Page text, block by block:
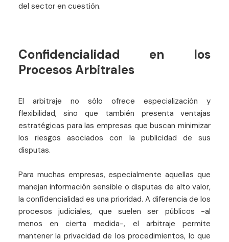
del sector en cuestión.
Confidencialidad en los
Procesos Arbitrales
El arbitraje no sólo ofrece especialización y
flexibilidad, sino que también presenta ventajas
estratégicas para las empresas que buscan minimizar
los riesgos asociados con la publicidad de sus
disputas.
Para muchas empresas, especialmente aquellas que
manejan información sensible o disputas de alto valor,
la confidencialidad es una prioridad. A diferencia de los
procesos judiciales, que suelen ser públicos -al
menos en cierta medida-, el arbitraje permite
mantener la privacidad de los procedimientos, lo que